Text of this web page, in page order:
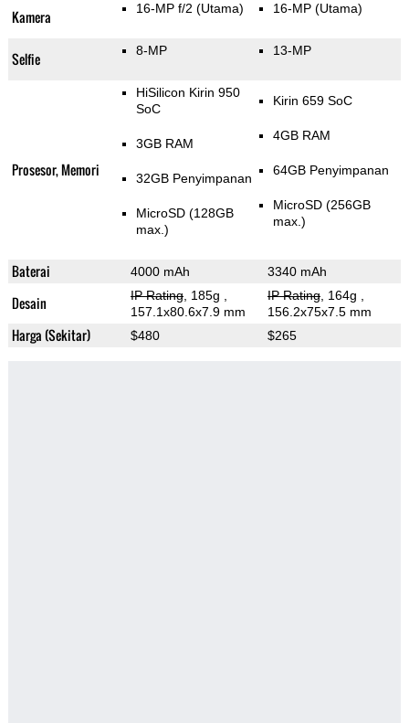
Kamera 16-MP f/2 (Utama) 16-MP (Utama)
Selfie 8-MP 13-MP
Prosesor, Memori
HiSilicon Kirin 950
SoC
3GB RAM
32GB Penyimpanan
MicroSD (128GB
max.)
Kirin 659 SoC
4GB RAM
64GB Penyimpanan
MicroSD (256GB
max.)
Baterai 4000 mAh 3340 mAh
Desain IP Rating, 185g
157.1x80.6x7.9 mm
IP Rating, 164g
156.2x75x7.5 mm
Harga (Sekitar) $480 $265